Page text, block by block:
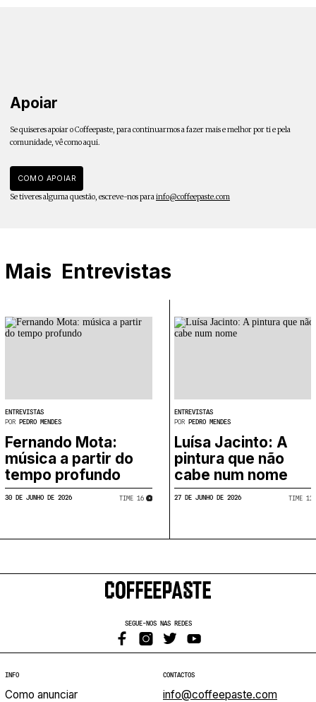
Apoiar
Se quiseres apoiar o Coffeepaste, para continuarmos a fazer mais e melhor por ti e pela
comunidade, vê como aqui.
COMO APOIAR
Se tiveres alguma questão, escreve-nos parainfo@coffeepaste.com
Mais Entrevistas
ENTREVISTAS
POR PEDRO MENDES
Fernando Mota:
música a partir do
tempo profundo
30 DE JUNHO DE 2026 TIME​ 16
ENTREVISTAS
POR PEDRO MENDES
Luísa Jacinto: A
pintura que não
cabe num nome
27 DE JUNHO DE 2026 TIME​ 12
SEGUE-NOS NAS REDES
INFO
Como anunciar
CONTACTOS
info@coffeepaste.com